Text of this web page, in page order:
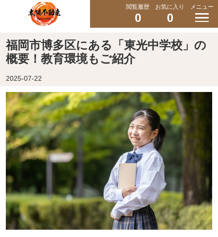
閲覧履歴
0
お気に入り
0
メニュー
福岡市博多区にある「東光中学校」の
概要！教育環境もご紹介
2025-07-22